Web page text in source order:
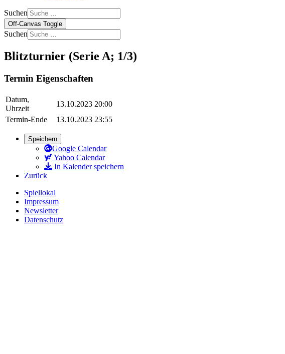
Suchen
Off-Canvas Toggle
Suchen
Blitzturnier (Serie A; 1/3)
Termin Eigenschaften
Datum,
Uhrzeit
13.10.2023 20:00
Termin-Ende
13.10.2023 23:55
Speichern
Google Calendar
Yahoo Calendar
In Kalender speichern
Zurück
Spiellokal
Impressum
Newsletter
Datenschutz